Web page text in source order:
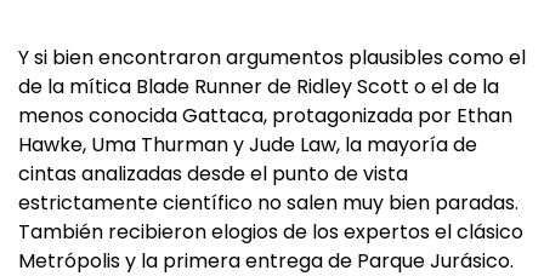
Y si bien encontraron argumentos plausibles como el
de la mítica Blade Runner de Ridley Scott o el de la
menos conocida Gattaca, protagonizada por Ethan
Hawke, Uma Thurman y Jude Law, la mayoría de
cintas analizadas desde el punto de vista
estrictamente científico no salen muy bien paradas.
También recibieron elogios de los expertos el clásico
Metrópolis y la primera entrega de Parque Jurásico.